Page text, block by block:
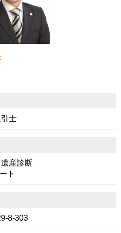
士
遺産診断
ト
8-303